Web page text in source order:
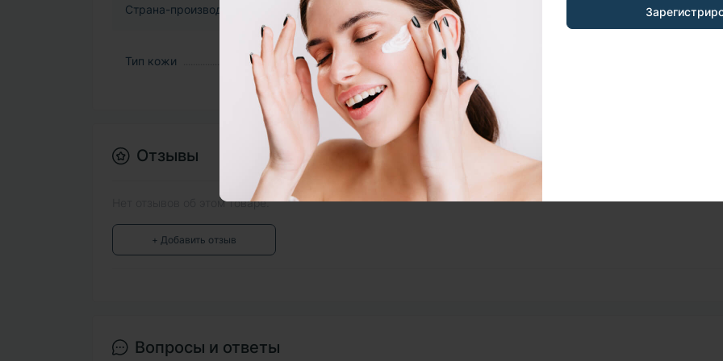
Страна-производитель Южная Корея
Тип кожи
Чувствительная / Нормальная / Сухая /
Комбинированная
Отзывы
Нет отзывов об этом товаре.
+ Добавить отзыв
Вопросы и ответы